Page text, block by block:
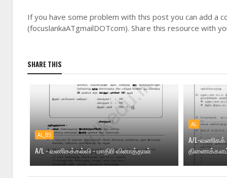
If you have some problem with this post you can add a
(focuslankaATgmailDOTcom). Share this resource with
SHARE THIS
AL_BS
A/L - வணிகக்கல்வி - மாதிரி வினாத்தாள்
AL
A/L-